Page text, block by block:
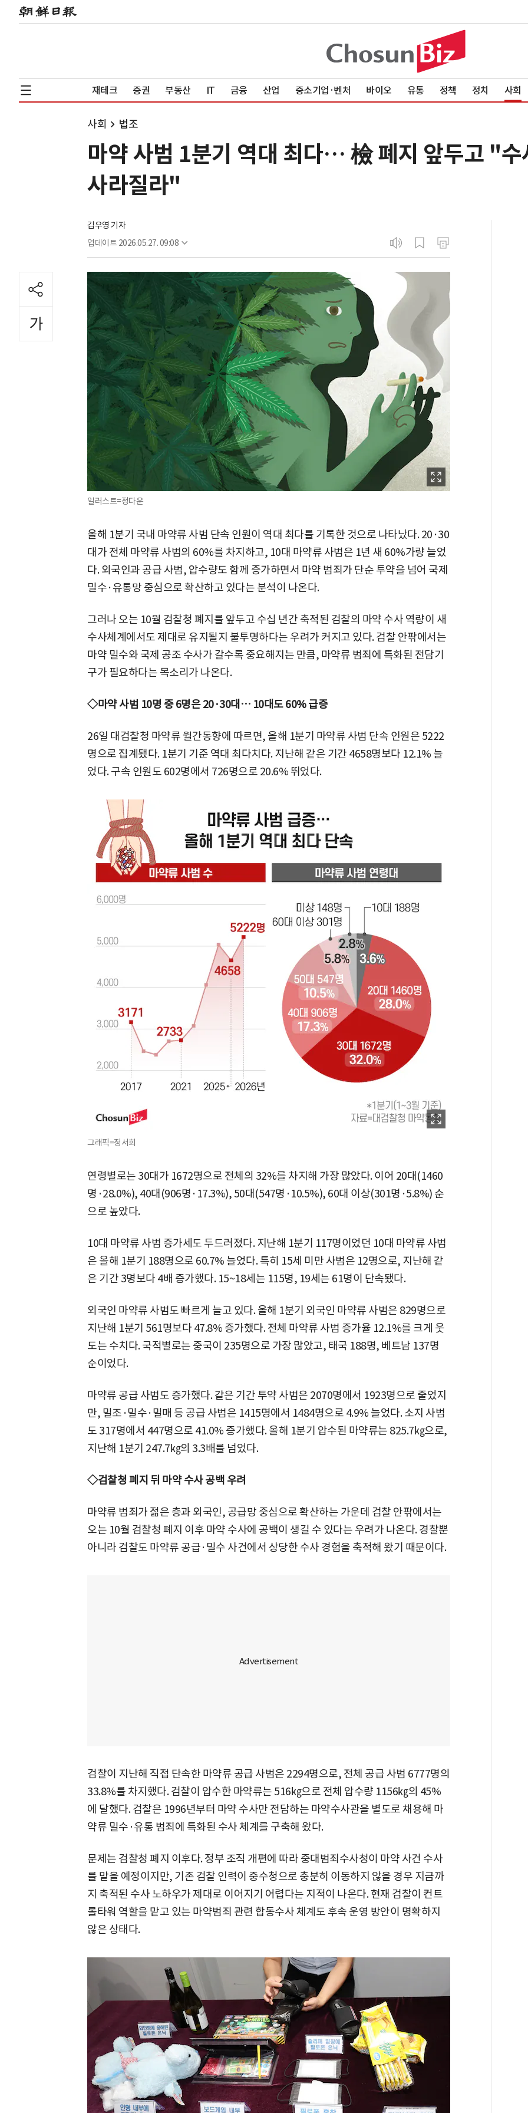
재테크 증권 부동산 IT 금융 산업 중소기업·벤처 바이오 유통 정책 정치 사회
사회 법조
마약 사범 1분기 역대 최다… 檢 폐지 앞두고 "수
사라질라"
김우영 기자
업데이트 2026.05.27. 09:08
일러스트=정다운
올해 1분기 국내 마약류 사범 단속 인원이 역대 최다를 기록한 것으로 나타났다. 20·30
대가 전체 마약류 사범의 60%를 차지하고, 10대 마약류 사범은 1년 새 60%가량 늘었
다. 외국인과 공급 사범, 압수량도 함께 증가하면서 마약 범죄가 단순 투약을 넘어 국제
밀수·유통망 중심으로 확산하고 있다는 분석이 나온다.
그러나 오는 10월 검찰청 폐지를 앞두고 수십 년간 축적된 검찰의 마약 수사 역량이 새
수사체계에서도 제대로 유지될지 불투명하다는 우려가 커지고 있다. 검찰 안팎에서는
마약 밀수와 국제 공조 수사가 갈수록 중요해지는 만큼, 마약류 범죄에 특화된 전담기
구가 필요하다는 목소리가 나온다.
◇마약 사범 10명 중 6명은 20·30대… 10대도 60% 급증
26일 대검찰청 마약류 월간동향에 따르면, 올해 1분기 마약류 사범 단속 인원은 5222
명으로 집계됐다. 1분기 기준 역대 최다치다. 지난해 같은 기간 4658명보다 12.1% 늘
었다. 구속 인원도 602명에서 726명으로 20.6% 뛰었다.
그래픽=정서희
연령별로는 30대가 1672명으로 전체의 32%를 차지해 가장 많았다. 이어 20대(1460
명·28.0%), 40대(906명·17.3%), 50대(547명·10.5%), 60대 이상(301명·5.8%) 순
으로 높았다.
10대 마약류 사범 증가세도 두드러졌다. 지난해 1분기 117명이었던 10대 마약류 사범
은 올해 1분기 188명으로 60.7% 늘었다. 특히 15세 미만 사범은 12명으로, 지난해 같
은 기간 3명보다 4배 증가했다. 15~18세는 115명, 19세는 61명이 단속됐다.
외국인 마약류 사범도 빠르게 늘고 있다. 올해 1분기 외국인 마약류 사범은 829명으로
지난해 1분기 561명보다 47.8% 증가했다. 전체 마약류 사범 증가율 12.1%를 크게 웃
도는 수치다. 국적별로는 중국이 235명으로 가장 많았고, 태국 188명, 베트남 137명
순이었다.
마약류 공급 사범도 증가했다. 같은 기간 투약 사범은 2070명에서 1923명으로 줄었지
만, 밀조·밀수·밀매 등 공급 사범은 1415명에서 1484명으로 4.9% 늘었다. 소지 사범
도 317명에서 447명으로 41.0% 증가했다. 올해 1분기 압수된 마약류는 825.7㎏으로,
지난해 1분기 247.7㎏의 3.3배를 넘었다.
◇검찰청 폐지 뒤 마약 수사 공백 우려
마약류 범죄가 젊은 층과 외국인, 공급망 중심으로 확산하는 가운데 검찰 안팎에서는
오는 10월 검찰청 폐지 이후 마약 수사에 공백이 생길 수 있다는 우려가 나온다. 경찰뿐
아니라 검찰도 마약류 공급·밀수 사건에서 상당한 수사 경험을 축적해 왔기 때문이다.
검찰이 지난해 직접 단속한 마약류 공급 사범은 2294명으로, 전체 공급 사범 6777명의
33.8%를 차지했다. 검찰이 압수한 마약류는 516㎏으로 전체 압수량 1156㎏의 45%
에 달했다. 검찰은 1996년부터 마약 수사만 전담하는 마약수사관을 별도로 채용해 마
약류 밀수·유통 범죄에 특화된 수사 체계를 구축해 왔다.
문제는 검찰청 폐지 이후다. 정부 조직 개편에 따라 중대범죄수사청이 마약 사건 수사
를 맡을 예정이지만, 기존 검찰 인력이 중수청으로 충분히 이동하지 않을 경우 지금까
지 축적된 수사 노하우가 제대로 이어지기 어렵다는 지적이 나온다. 현재 검찰이 컨트
롤타워 역할을 맡고 있는 마약범죄 관련 합동수사 체계도 후속 운영 방안이 명확하지
않은 상태다.